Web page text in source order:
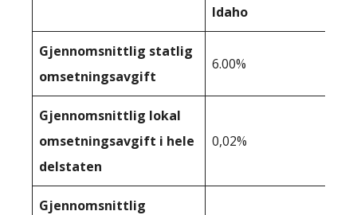
Idaho
Gjennomsnittlig statlig
omsetningsavgift
6.00%
Gjennomsnittlig lokal
omsetningsavgift i hele
delstaten
0,02%
Gjennomsnittlig